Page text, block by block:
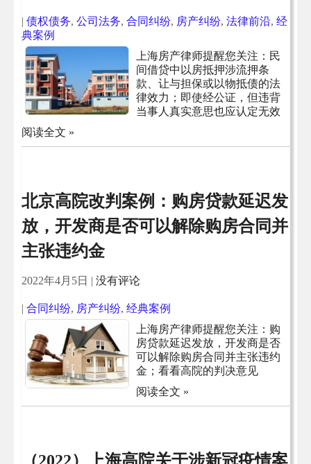
| 债权债务, 公司法务, 合同纠纷, 房产纠纷, 法律前沿, 经
典案例
上海房产律师提醒您关注：民
间借贷中以房抵押涉流押条
款、让与担保或以物抵债的法
律效力；即使经公证，但违背
当事人真实意思也应认定无效
阅读全文 »
北京高院改判案例：购房贷款延迟发
放，开发商是否可以解除购房合同并
主张违约金
2022年4月5日 | 没有评论
| 合同纠纷, 房产纠纷, 经典案例
上海房产律师提醒您关注：购
房贷款延迟发放，开发商是否
可以解除购房合同并主张违约
金；看看高院的判决意见
阅读全文 »